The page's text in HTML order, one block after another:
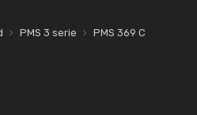
PMS 3 serie PMS 369 C